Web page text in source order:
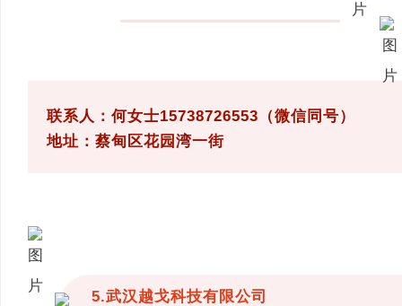
联系人：何女士15738726553（微信同号）
地址：蔡甸区花园湾一街
5.武汉越戈科技有限公司